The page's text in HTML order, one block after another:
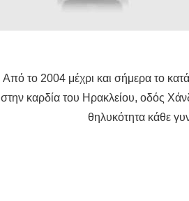
Από το 2004 μέχρι και σήμερα το
στην καρδία του Ηρακλείου, οδός
θηλυκότητα κάθε